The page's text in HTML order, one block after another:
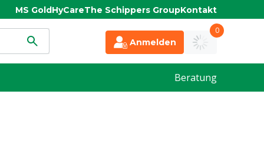
MS GoldHyCareThe Schippers GroupKontakt
Anmelden
0
Beratung